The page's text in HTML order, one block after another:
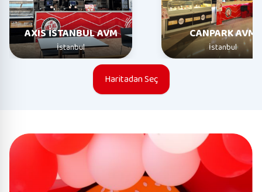
AXIS İSTANBUL AVM
İstanbul
CANPARK AVM
İstanbul
Haritadan Seç